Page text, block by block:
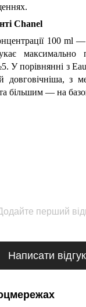
Chanel
100 ml
максимально
У порівнянні з
довговічніша, з
більшим — на
перший
Написати відгук